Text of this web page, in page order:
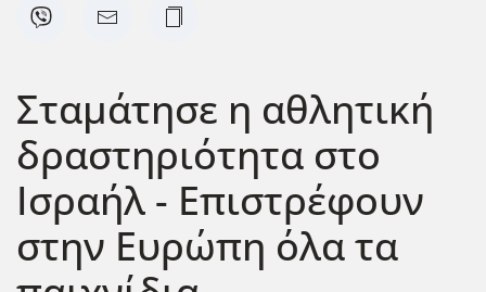
Σταμάτησε η αθλητική
δραστηριότητα στο
Ισραήλ - Επιστρέφουν
στην Ευρώπη όλα τα